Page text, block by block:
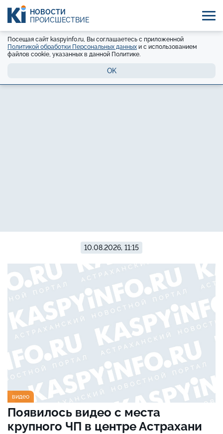
НОВОСТИ
ПРОИСШЕСТВИЕ
Посещая сайт kaspyinfo.ru, Вы соглашаетесь с приложенной
Политикой обработки Персональных данных и с использованием
файлов cookie, указанных в данной Политике.
OK
10.08.2026, 11:15
видео
Появилось видео с места
крупного ЧП в центре Астрахани